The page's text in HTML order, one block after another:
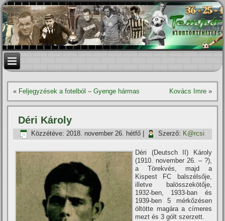
« Feljegyzések a fotelból – Gyenge hármas Kovács Imre»
Déri Károly
Közzétéve: 2018. november 26. hétfő Szerző: K@rcsi
Déri (Deutsch II) Károly
(1910. november 26. – ?),
a Törekvés, majd a
Kispest FC balszélsője,
illetve balösszekötője,
1932-ben, 1933-ban és
1939-ben 5 mérkőzésen
öltötte magára a cí­meres
mezt és 3 gólt szerzett.